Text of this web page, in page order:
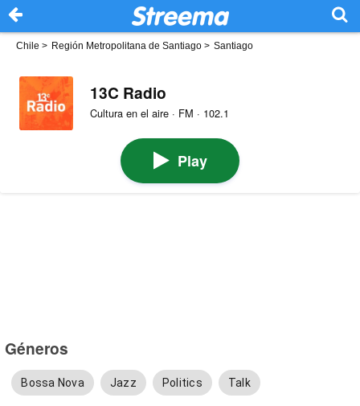
Chile > Región Metropolitana de Santiago > Santiago
13C Radio
Cultura en el aire · FM · 102.1
Play
Géneros
Bossa Nova Jazz Politics Talk